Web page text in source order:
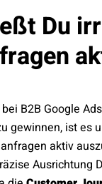
Du
B2B Google
gewinnen, ist es
aktiv
Ausrichtung